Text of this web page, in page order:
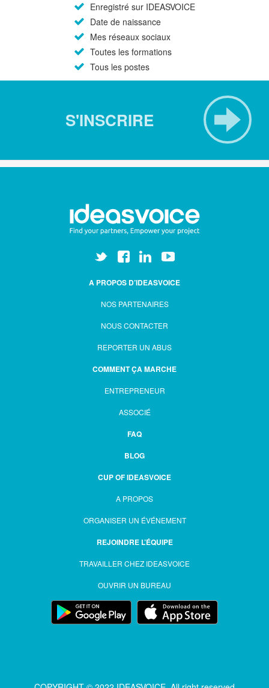
Enregistré sur IDEASVOICE
Date de naissance
Mes réseaux sociaux
Toutes les formations
Tous les postes
S'INSCRIRE
A PROPOS D’IDEASVOICE
NOS PARTENAIRES
NOUS CONTACTER
REPORTER UN ABUS
COMMENT ÇA MARCHE
ENTREPRENEUR
ASSOCIÉ
FAQ
BLOG
CUP OF IDEASVOICE
A PROPOS
ORGANISER UN ÉVÉNEMENT
REJOINDRE L’ÉQUIPE
TRAVAILLER CHEZ IDEASVOICE
OUVRIR UN BUREAU